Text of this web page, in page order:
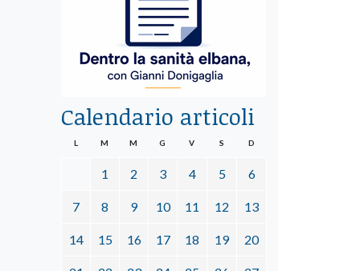
Calendario articoli
L M M G V S D
1 2 3 4 5 6
7 8 9 10 11 12 13
14 15 16 17 18 19 20